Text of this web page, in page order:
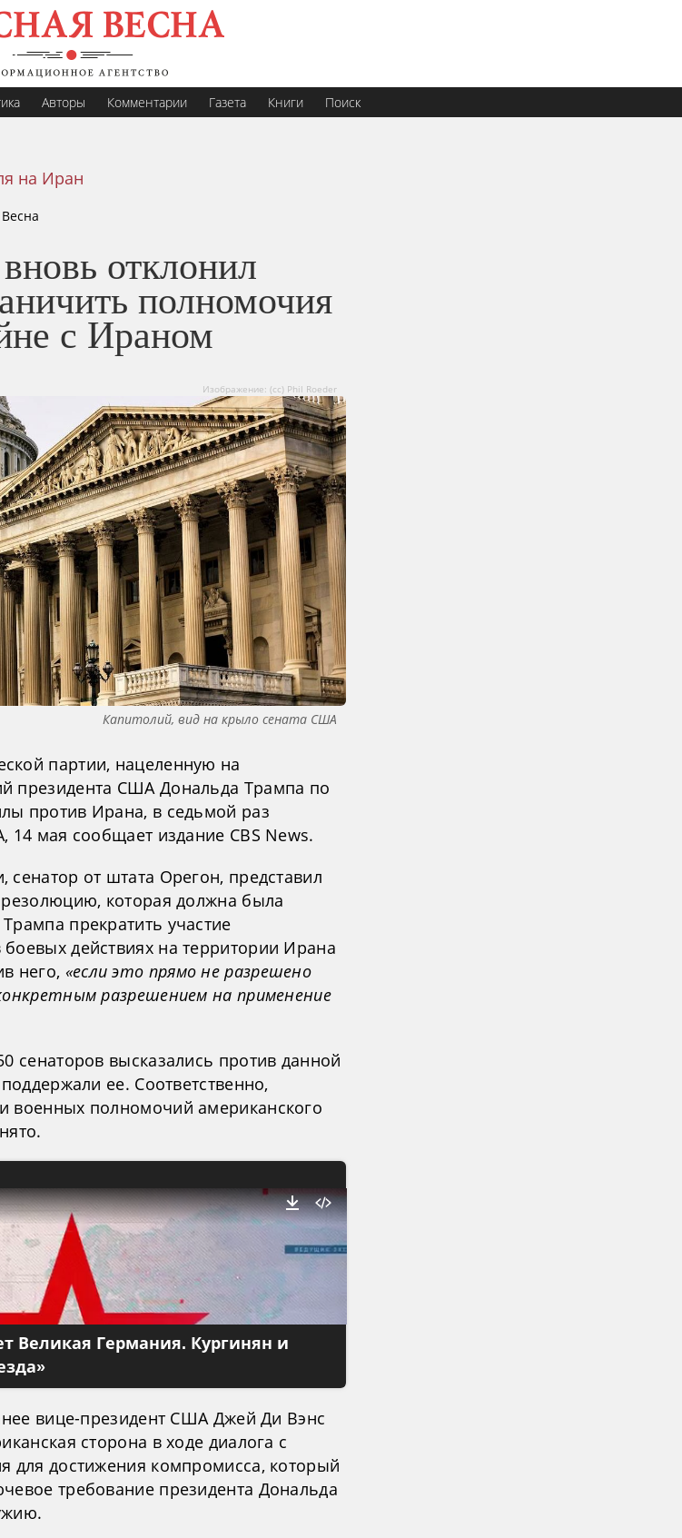
Авторы Комментарии Газета Книги Поиск
на Иран
отклонил
полномочия
с Ираном
Изображение: (сс) Phil Roeder
Капитолий, вид на крыло сената США
партии, нацеленную на
президента США Дональда Трампа по
против Ирана, в седьмой раз
14 мая сообщает издание CBS News.
от штата Орегон, представил
которая должна была
прекратить участие
действиях на территории Ирана
него, «если это прямо не разрешено
разрешением на применение
сенаторов высказались против данной
ее. Соответственно,
военных полномочий американского
Великая Германия. Кургинян и
вице-президент США Джей Ди Вэнс
сторона в ходе диалога с
для достижения компромисса, который
требование президента Дональда